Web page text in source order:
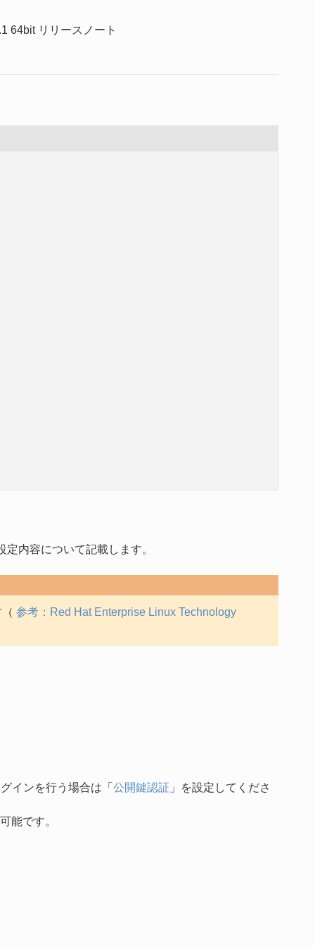
64bit リリースノート
内容について記載します。
参考：Red Hat Enterprise Linux Technology
インを行う場合は「 公開鍵認証 」を設定してくださ
能です。